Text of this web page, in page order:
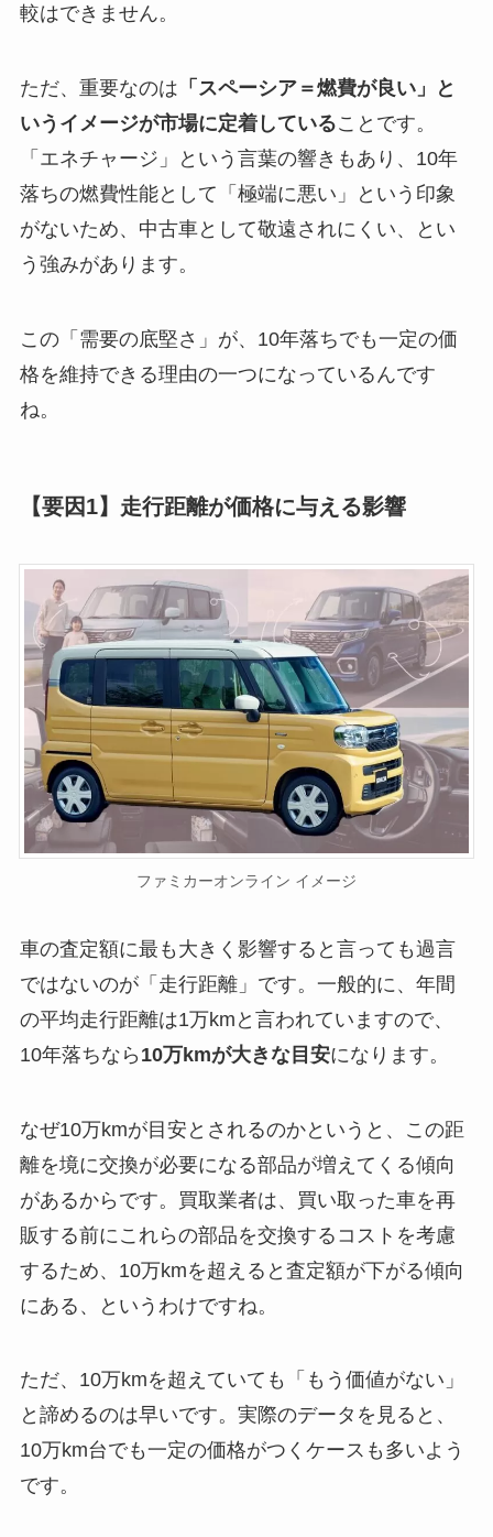
較はできません。
ただ、重要なのは 「スペーシア＝燃費が良い」と
いうイメージが市場に定着していることです。
「エネチャージ」という言葉の響きもあり、10年
落ちの燃費性能として「極端に悪い」という印象
がないため、中古車として敬遠されにくい、とい
う強みがあります。
この「需要の底堅さ」が、10年落ちでも一定の価
格を維持できる理由の一つになっているんです
ね。
【要因1】走行距離が価格に与える影響
ファミカーオンライン イメージ
車の査定額に最も大きく影響すると言っても過言
ではないのが「走行距離」です。一般的に、年間
の平均走行距離は1万kmと言われていますので、
10年落ちなら 10万kmが大きな目安になります。
なぜ10万kmが目安とされるのかというと、この距
離を境に交換が必要になる部品が増えてくる傾向
があるからです。買取業者は、買い取った車を再
販する前にこれらの部品を交換するコストを考慮
するため、10万kmを超えると査定額が下がる傾向
にある、というわけですね。
ただ、10万kmを超えていても「もう価値がない」
と諦めるのは早いです。実際のデータを見ると、
10万km台でも一定の価格がつくケースも多いよう
です。